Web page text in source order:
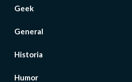
Geek
General
Historia
Humor